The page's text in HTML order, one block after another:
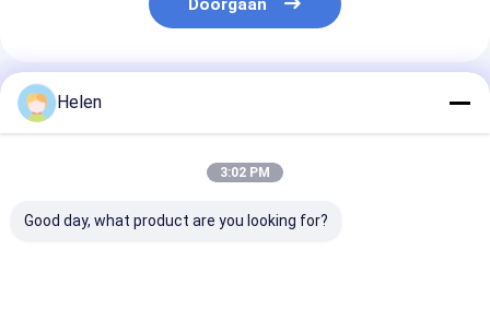
Doorgaan
Geadviseerde Producten
Helen
3:02 PM
Good day, what product are you looking for?